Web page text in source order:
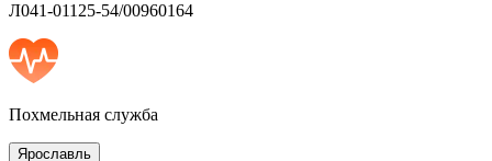
Л041-01125-54/00960164
Похмельная служба
Ярославль